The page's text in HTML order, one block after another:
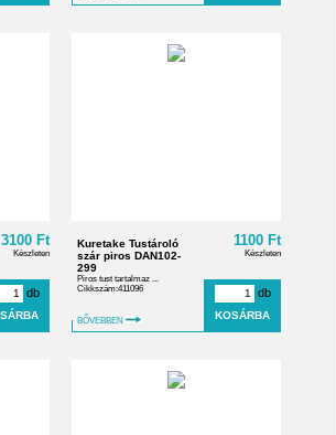
3100 Ft
Készleten
db
Kuretake Tustároló
szár piros DAN102-
299
Piros tust tartalmaz ...
Cikkszám:411096
BŐVEBBEN
1100 Ft
Készleten
db